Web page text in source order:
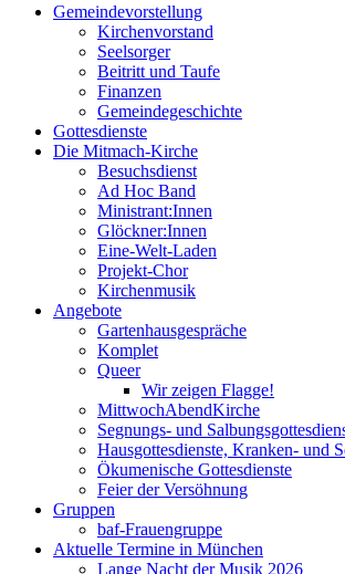
Gemeindevorstellung
Kirchenvorstand
Seelsorger
Beitritt und Taufe
Finanzen
Gemeindegeschichte
Gottesdienste
Die Mitmach-Kirche
Besuchsdienst
Ad Hoc Band
Ministrant:Innen
Glöckner:Innen
Eine-Welt-Laden
Projekt-Chor
Kirchenmusik
Angebote
Gartenhausgespräche
Komplet
Queer
Wir zeigen Flagge!
MittwochAbendKirche
Segnungs- und
Hausgottesdienste, Kranken- und
Ökumenische Gottesdienste
Feier der Versöhnung
Gruppen
baf-Frauengruppe
Aktuelle Termine in München
Lange Nacht der Musik 2026